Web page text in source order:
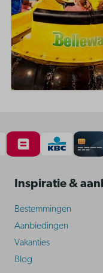
Inspiratie &
Bestemmingen
Aanbiedingen
Vakanties
Blog